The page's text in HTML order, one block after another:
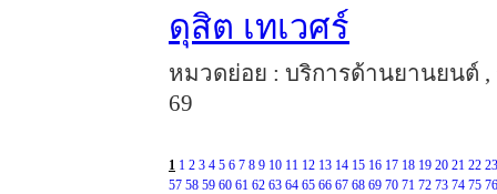
ดุสิต เทเวศร์
หมวดย่อย : บริการด้านยานยนต์ ,
69
1 1 2 3 4 5 6 7 8 9 10 11 12 13 14 15 16 17 18 19 20 21 22 23
57 58 59 60 61 62 63 64 65 66 67 68 69 70 71 72 73 74 75 76